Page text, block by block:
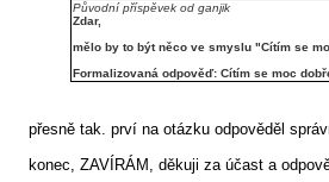
Původní příspěvek od ganjik
Zdar,
mělo by to být něco ve smyslu "Cítím se
Formalizovaná odpověď: Cítím se moc
přesně tak. prví na otázku odpověděl
konec, ZAVÍRÁM, děkuji za účast a